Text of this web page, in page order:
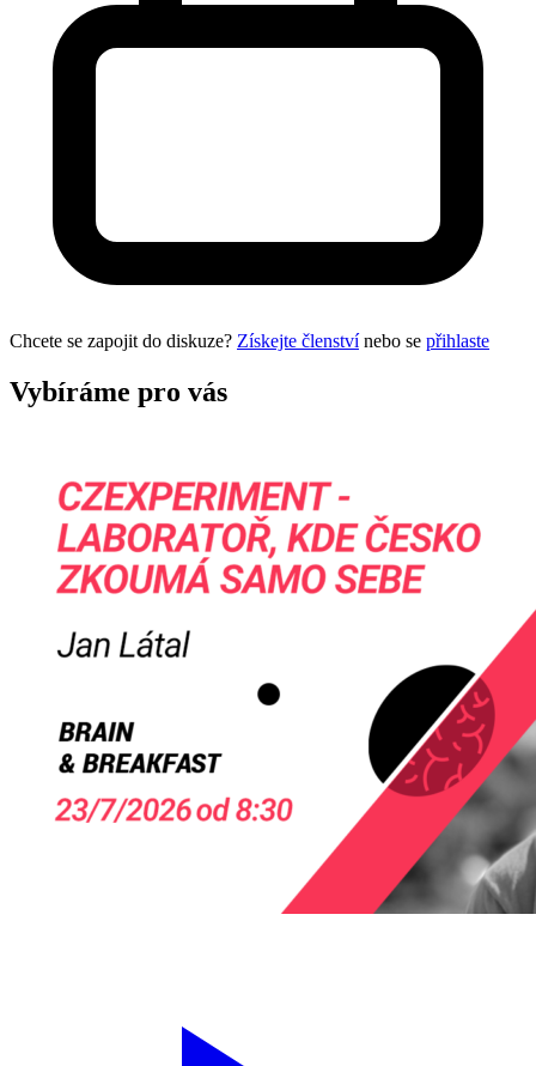
Chcete se zapojit do diskuze? Získejte členstvínebo se přihlaste
Vybíráme pro vás